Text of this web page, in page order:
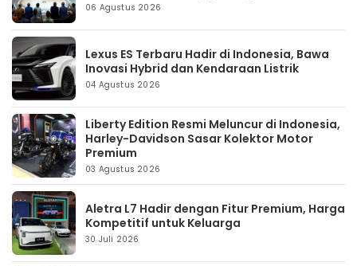
06 Agustus 2026
Lexus ES Terbaru Hadir di Indonesia, Bawa
Inovasi Hybrid dan Kendaraan Listrik
04 Agustus 2026
Liberty Edition Resmi Meluncur di Indonesia,
Harley-Davidson Sasar Kolektor Motor
Premium
03 Agustus 2026
Aletra L7 Hadir dengan Fitur Premium, Harga
Kompetitif untuk Keluarga
30 Juli 2026